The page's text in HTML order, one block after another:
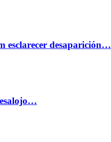
esclarecer desaparición…